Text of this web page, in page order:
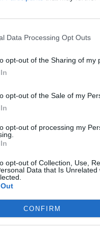
Data Processing Opt Outs
opt-out of the Sharing of my
opt-out of the Sale of my
opt-out of processing my
opt-out of Collection, Use,
Data that Is
CONFIRM
portfolio.hu
tartalmazza:
cikkarchívum